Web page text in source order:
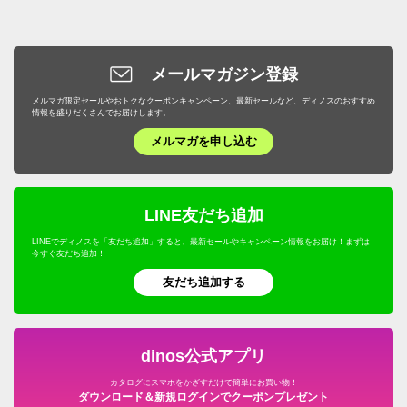
メールマガジン登録
メルマガ限定セールやおトクなクーポンキャンペーン、最新セールなど、ディノスのおすすめ
情報を盛りだくさんでお届けします。
メルマガを申し込む
LINE友だち追加
LINEでディノスを「友だち追加」すると、最新セールやキャンペーン情報をお届け！まずは
今すぐ友だち追加！
友だち追加する
dinos公式アプリ
カタログにスマホをかざすだけで簡単にお買い物！
ダウンロード＆新規ログインでクーポンプレゼント